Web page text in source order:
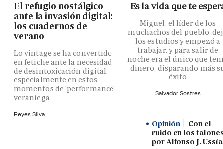
El refugio nostálgico
ante la invasión digital:
los cuadernos de
verano
Lo vintage se ha convertido
en fetiche ante la necesidad
de desintoxicación digital,
especialmente en estos
momentos de 'performance'
veraniega
Reyes Silva
Es la vida que te
Miguel, el líder de los
muchachos del pueblo,
los estudios y empezó a
trabajar, y para salir de
noche era el único que
dinero, disparando más
éxito
Salvador Sostres
Opinión
Con el
ruido en los
por Alfonso J. Ussía